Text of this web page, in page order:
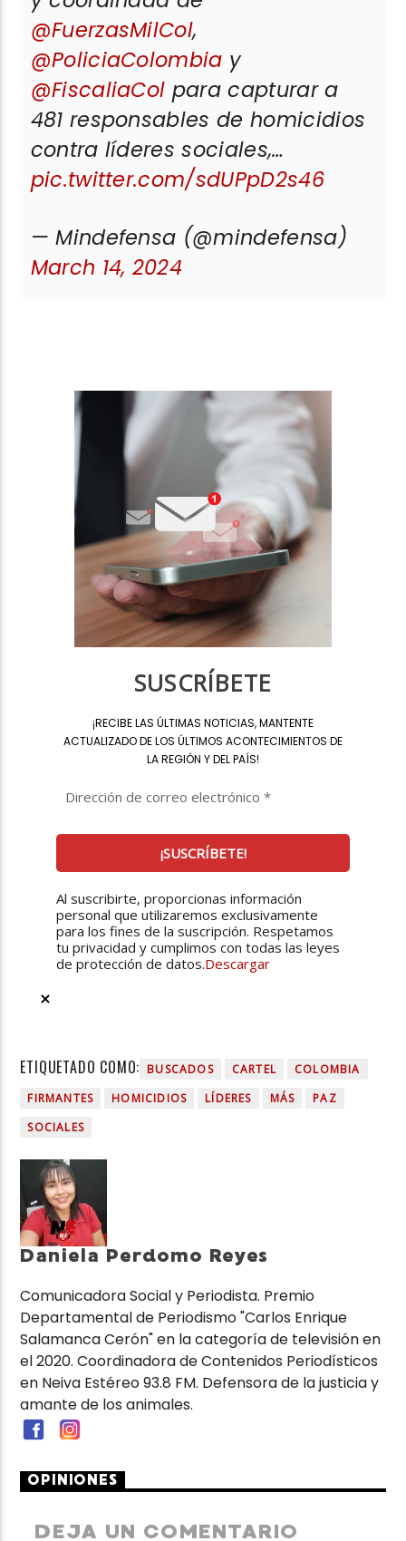
@FuerzasMilCol,
@PoliciaColombia y
@FiscaliaCol para capturar a
481 responsables de homicidios
contra líderes sociales,…
pic.twitter.com/sdUPpD2s46
— Mindefensa (@mindefensa)
March 14, 2024
SUSCRÍBETE
¡RECIBE LAS ÚLTIMAS NOTICIAS, MANTENTE
ACTUALIZADO DE LOS ÚLTIMOS ACONTECIMIENTOS DE
LA REGIÓN Y DEL PAÍS!
Al suscribirte, proporcionas información
personal que utilizaremos exclusivamente
para los fines de la suscripción. Respetamos
tu privacidad y cumplimos con todas las leyes
de protección de datos.Descargar
ETIQUETADO COMO: BUSCADOS CARTEL
COLOMBIA
FIRMANTES
HOMICIDIOS LÍDERES MÁS
PAZ
SOCIALES
Daniela Perdomo Reyes
Comunicadora Social y Periodista. Premio
Departamental de Periodismo "Carlos Enrique
Salamanca Cerón" en la categoría de televisión en
el 2020. Coordinadora de Contenidos Periodísticos
en Neiva Estéreo 93.8 FM. Defensora de la justicia y
amante de los animales.
OPINIONES
DEJA UN COMENTARIO